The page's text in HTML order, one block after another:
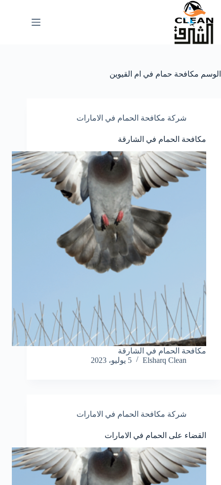
التجاوز
المحتوى
الوسم مكافحة حمام في ام القيوين
شركة مكافحة الحمام في الامارات
مكافحة الحمام في الشارقة
مكافحة الحمام في الشارقة
Elsharq Clean
5 يوليو، 2023
شركة مكافحة الحمام في الامارات
القضاء على الحمام في الامارات